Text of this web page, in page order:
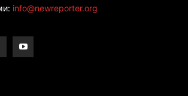
info@newreporter.org